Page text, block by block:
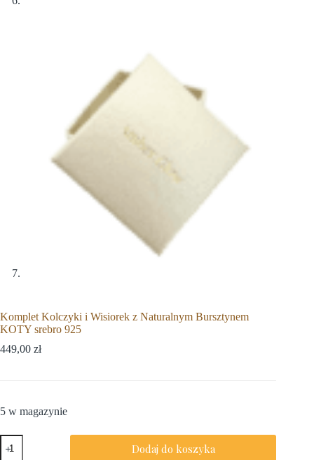
Komplet Kolczyki i Wisiorek z Naturalnym Bursztynem
KOTY srebro 925
449,00 zł
5 w magazynie
Dodaj do koszyka